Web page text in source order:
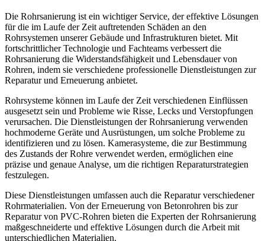
Die Rohrsanierung ist ein wichtiger Service, der effektive Lösungen
für die im Laufe der Zeit auftretenden Schäden an den
Rohrsystemen unserer Gebäude und Infrastrukturen bietet. Mit
fortschrittlicher Technologie und Fachteams verbessert die
Rohrsanierung die Widerstandsfähigkeit und Lebensdauer von
Rohren, indem sie verschiedene professionelle Dienstleistungen zur
Reparatur und Erneuerung anbietet.
Rohrsysteme können im Laufe der Zeit verschiedenen Einflüssen
ausgesetzt sein und Probleme wie Risse, Lecks und Verstopfungen
verursachen. Die Dienstleistungen der Rohrsanierung verwenden
hochmoderne Geräte und Ausrüstungen, um solche Probleme zu
identifizieren und zu lösen. Kamerasysteme, die zur Bestimmung
des Zustands der Rohre verwendet werden, ermöglichen eine
präzise und genaue Analyse, um die richtigen Reparaturstrategien
festzulegen.
Diese Dienstleistungen umfassen auch die Reparatur verschiedener
Rohrmaterialien. Von der Erneuerung von Betonrohren bis zur
Reparatur von PVC-Rohren bieten die Experten der Rohrsanierung
maßgeschneiderte und effektive Lösungen durch die Arbeit mit
unterschiedlichen Materialien.